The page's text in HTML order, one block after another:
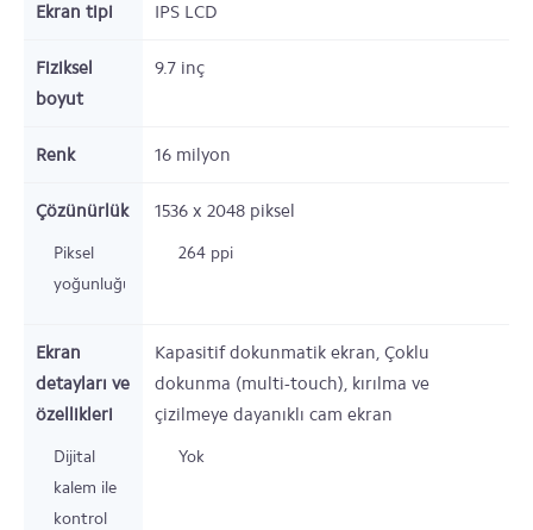
Ekran tipi IPS LCD
Fiziksel
boyut
9.7 inç
Renk 16 milyon
Çözünürlük 1536 x 2048 piksel
Piksel
yoğunluğu
264 ppi
Ekran
detayları ve
özellikleri
Kapasitif dokunmatik ekran, Çoklu
dokunma (multi-touch), kırılma ve
çizilmeye dayanıklı cam ekran
Dijital
kalem ile
kontrol
Yok